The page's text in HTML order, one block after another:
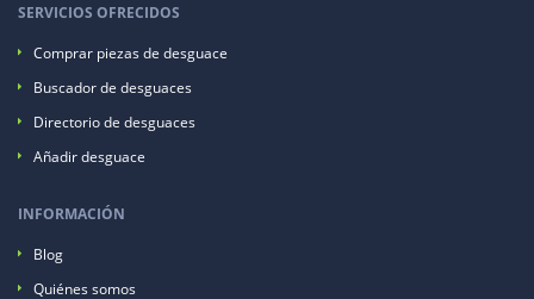
SERVICIOS OFRECIDOS
Comprar piezas de desguace
Buscador de desguaces
Directorio de desguaces
Añadir desguace
INFORMACIÓN
Blog
Quiénes somos